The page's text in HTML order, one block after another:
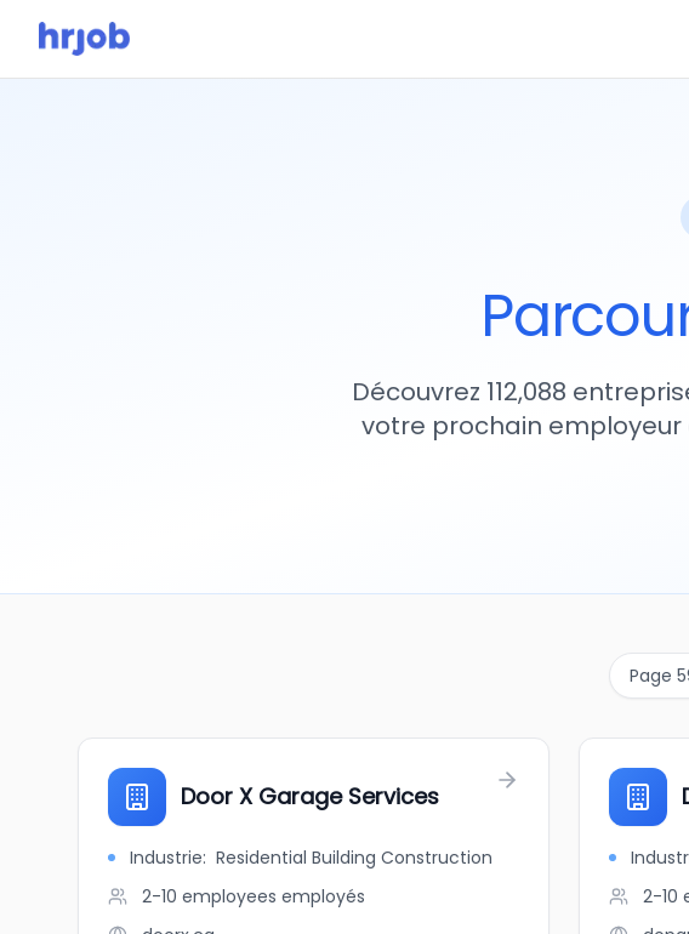
Découvrez 112,088
votre prochain
Page
Door X Garage Services
Industrie: Residential Building Construction
2-10 employees employés
2-10